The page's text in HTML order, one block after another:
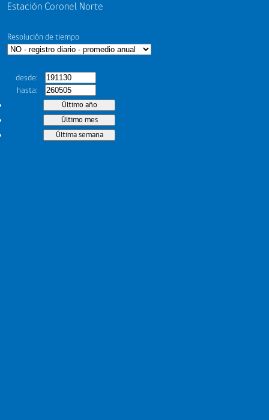
Estación Coronel Norte
Resolución de tiempo
desde
hasta